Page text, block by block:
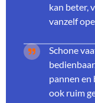
kan beter,
vanzelf
Schone
pannen en
ook ruim